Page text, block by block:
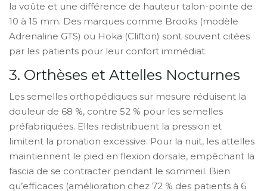
la voûte et une différence de hauteur talon-pointe de
10 à 15 mm. Des marques comme Brooks (modèle
Adrenaline GTS) ou Hoka (Clifton) sont souvent citées
par les patients pour leur confort immédiat.
3. Orthèses et Attelles Nocturnes
Les semelles orthopédiques sur mesure réduisent la
douleur de 68 %, contre 52 % pour les semelles
préfabriquées. Elles redistribuent la pression et
limitent la pronation excessive. Pour la nuit, les attelles
maintiennent le pied en flexion dorsale, empêchant la
fascia de se contracter pendant le sommeil. Bien
qu’efficaces (amélioration chez 72 % des patients à 6